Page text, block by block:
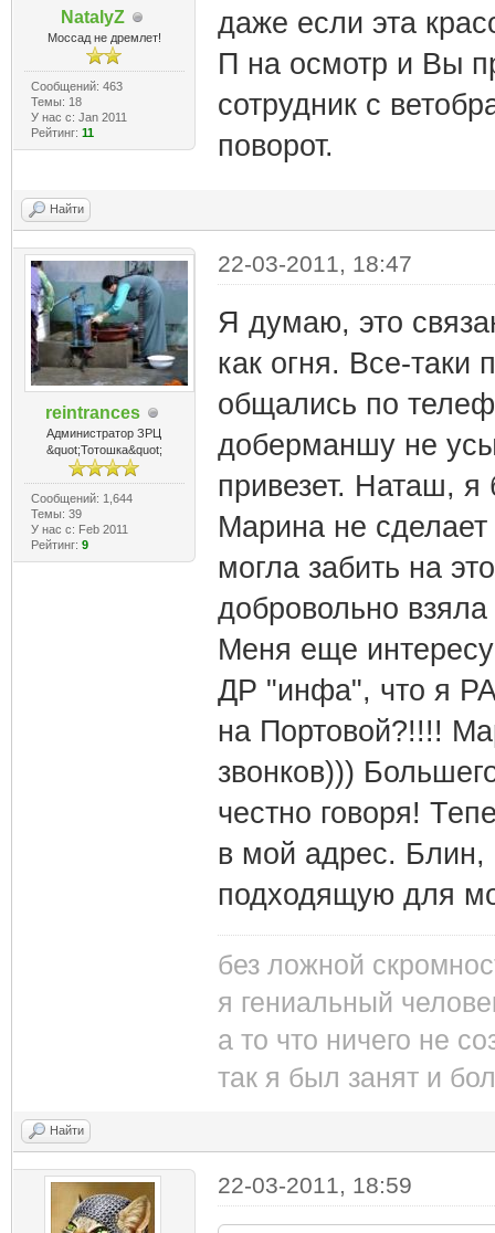
NatalyZ
Моссад не дремлет!
Сообщений: 463
Темы: 18
У нас с: Jan 2011
Рейтинг: 11
даже если эта
П на осмотр и Вы
сотрудник с
поворот.
Найти
reintrances
Администратор ЗРЦ
&quot;Тотошка&quot;
Сообщений: 1,644
Темы: 39
У нас с: Feb 2011
Рейтинг: 9
22-03-2011, 18:47
Я думаю, это
как огня. Все-таки
общались по
доберманшу не
привезет. Наташ, я
Марина не
могла забить на
добровольно
Меня еще
ДР "инфа", что я
на Портовой?!!!!
звонков)))
честно говоря!
в мой адрес. Блин,
подходящую для
без ложной
я гениальный
а то что ничего не
так я был занят и
Найти
22-03-2011, 18:59